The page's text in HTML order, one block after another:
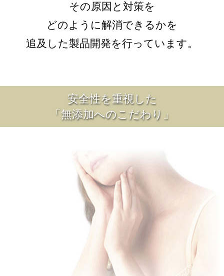
その原因と対策を
どのように解消できるかを
追及した製品開発を行っています。
安全性を重視した
「無添加へのこだわり」